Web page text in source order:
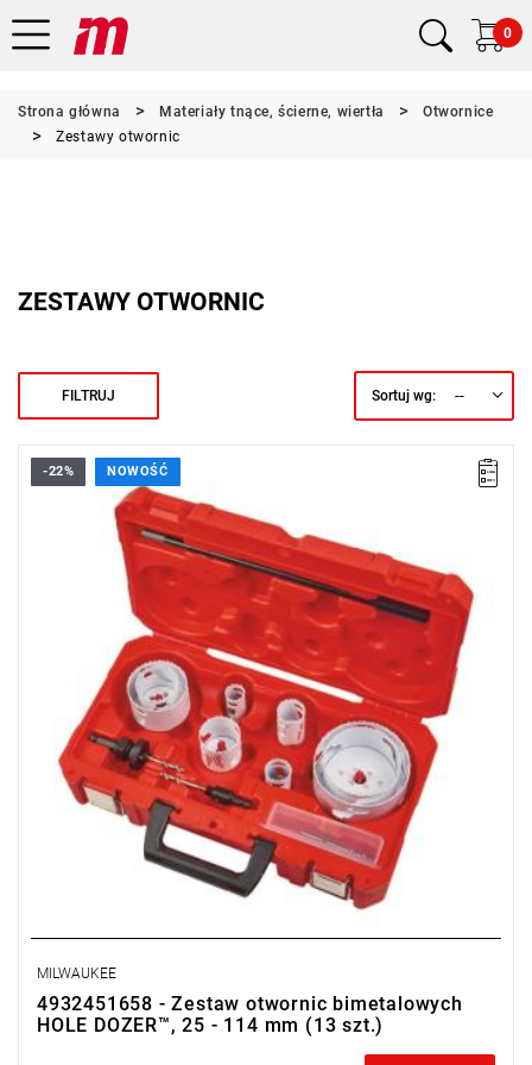
0
Strona główna Materiały tnące, ścierne, wiertła
Otwornice
Zestawy otwornic
ZESTAWY OTWORNIC
FILTRUJ Sortuj wg: --
-22% NOWOŚĆ
MILWAUKEE
4932451658 - Zestaw otwornic bimetalowych
HOLE DOZER™, 25 - 114 mm (13 szt.)